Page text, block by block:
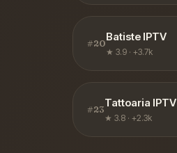
#20
Batiste IPTV
★ 3.9 · +3.7k
#23
Tattoaria IPTV
★ 3.8 · +2.3k